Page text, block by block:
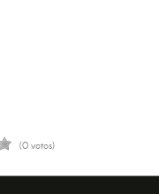
(0 votos)